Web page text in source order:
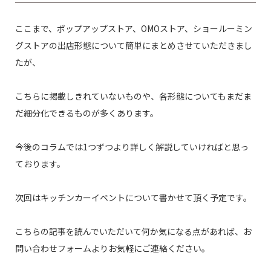
ここまで、ポップアップストア、OMOストア、ショールーミン
グストアの出店形態について簡単にまとめさせていただきまし
たが、
こちらに掲載しきれていないものや、各形態についてもまだま
だ細分化できるものが多くあります。
今後のコラムでは1つずつより詳しく解説していければと思っ
ております。
次回はキッチンカーイベントについて書かせて頂く予定です。
こちらの記事を読んでいただいて何か気になる点があれば、お
問い合わせフォームよりお気軽にご連絡ください。